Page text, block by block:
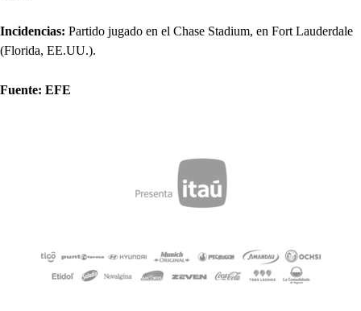
Incidencias: Partido jugado en el Chase Stadium, en Fort Lauderdale
(Florida, EE.UU.).
Fuente: EFE